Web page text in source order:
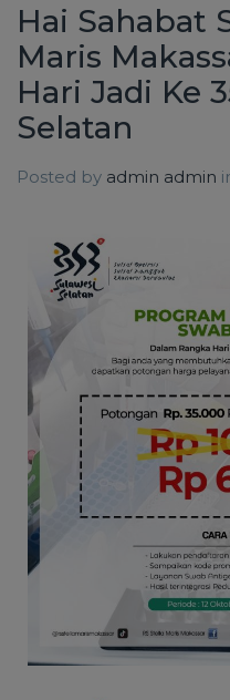
Hai Sahabat
Maris
Hari Jadi Ke
Selatan
Posted by admin admin